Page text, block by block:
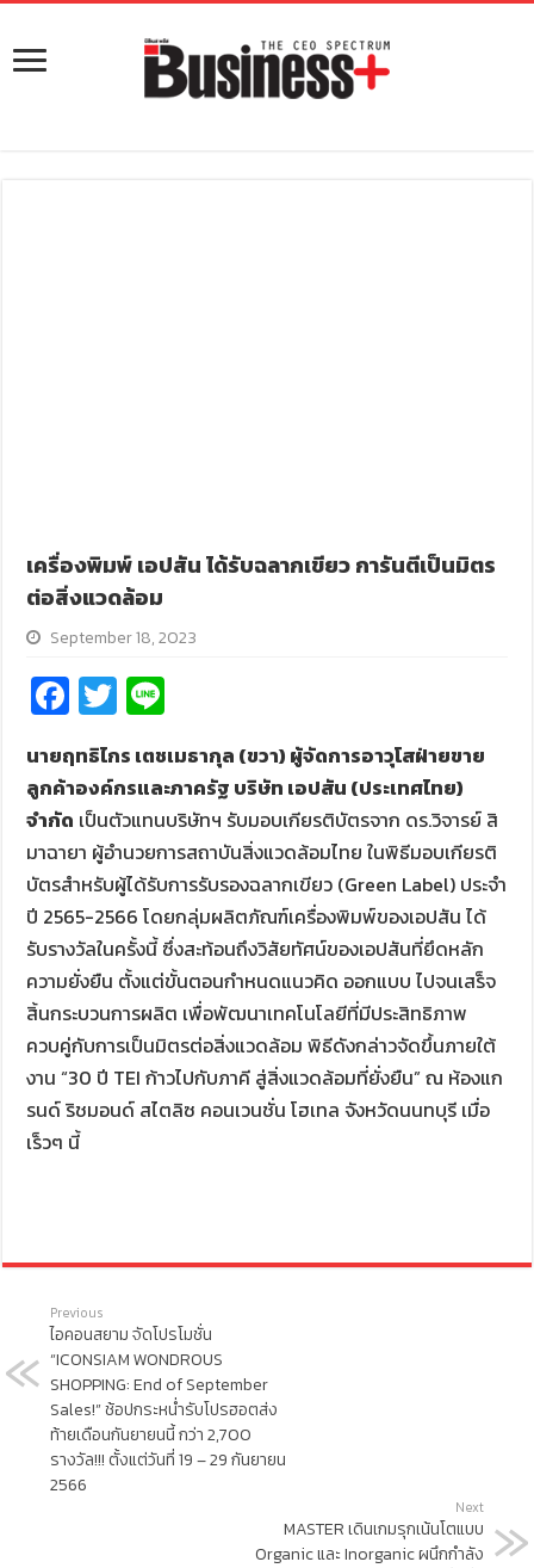
เครื่องพิมพ์ เอปสัน ได้รับฉลากเขียว การันตีเป็นมิตร
ต่อสิ่งแวดล้อม
September 18, 2023
Fa
ce
b
o
o
k
T
wi
tt
er
e
นายฤทธิไกร เตชเมธากุล (ขวา) ผู้จัดการอาวุโสฝ่ายขาย
ลูกค้าองค์กรและภาครัฐ บริษัท เอปสัน (ประเทศไทย)
จำกัด เป็นตัวแทนบริษัทฯ รับมอบเกียรติบัตรจาก ดร.วิจารย์ สิ
มาฉายา ผู้อำนวยการสถาบันสิ่งแวดล้อมไทย ในพิธีมอบเกียรติ
บัตรสำหรับผู้ได้รับการรับรองฉลากเขียว (Green Label) ประจำ
ปี 2565-2566 โดยกลุ่มผลิตภัณฑ์เครื่องพิมพ์ของเอปสัน ได้
รับรางวัลในครั้งนี้ ซึ่งสะท้อนถึงวิสัยทัศน์ของเอปสันที่ยึดหลัก
ความยั่งยืน ตั้งแต่ขั้นตอนกำหนดแนวคิด ออกแบบ ไปจนเสร็จ
สิ้นกระบวนการผลิต เพื่อพัฒนาเทคโนโลยีที่มีประสิทธิภาพ
ควบคู่กับการเป็นมิตรต่อสิ่งแวดล้อม พิธีดังกล่าวจัดขึ้นภายใต้
งาน “30 ปี TEI ก้าวไปกับภาคี สู่สิ่งแวดล้อมที่ยั่งยืน” ณ ห้องแก
รนด์ ริชมอนด์ สไตลิซ คอนเวนชั่น โฮเทล จังหวัดนนทบุรี เมื่อ
เร็วๆ นี้
Previous
ไอคอนสยาม จัดโปรโมชั่น
“ICONSIAM WONDROUS
SHOPPING: End of September
Sales!” ช้อปกระหน่ำรับโปรฮอตส่ง
ท้ายเดือนกันยายนนี้ กว่า 2,700
รางวัล!!! ตั้งแต่วันที่ 19 – 29 กันยายน
2566
Next
MASTER เดินเกมรุกเน้นโตแบบ
Organic และ Inorganic ผนึกกำลัง